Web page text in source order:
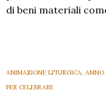
di beni materiali
ANIMAZIONE LITURGICA, ANNO
PER CELEBRARE